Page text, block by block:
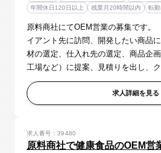
年間休日120日以上
残業月20時間以内 転勤
原料商社にてOEM営業の募集です。 【具体的には】 ・クラ
イアント先に訪問、開発したい商品
材の選定、仕入れ先の選定、商品企
工場など）に提案、見積りを出し、
場立ち合い（関東近郊メイン、遠い
ど） ・新規開拓（電...
求人詳細を見る
原料商社で健康食品のOEM営
求人番号：39480